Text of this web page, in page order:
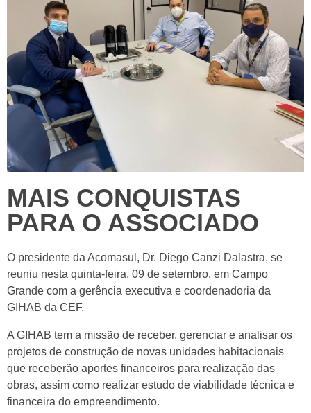
MAIS CONQUISTAS
PARA O ASSOCIADO
O presidente da Acomasul, Dr. Diego Canzi Dalastra, se
reuniu nesta quinta-feira, 09 de setembro, em Campo
Grande com a gerência executiva e coordenadoria da
GIHAB da CEF.
A GIHAB tem a missão de receber, gerenciar e analisar os
projetos de construção de novas unidades habitacionais
que receberão aportes financeiros para realização das
obras, assim como realizar estudo de viabilidade técnica e
financeira do empreendimento.